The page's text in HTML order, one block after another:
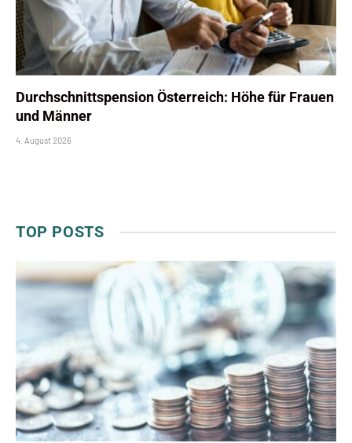
Durchschnittspension Österreich: Höhe für Frauen
und Männer
4. August 2026
TOP POSTS